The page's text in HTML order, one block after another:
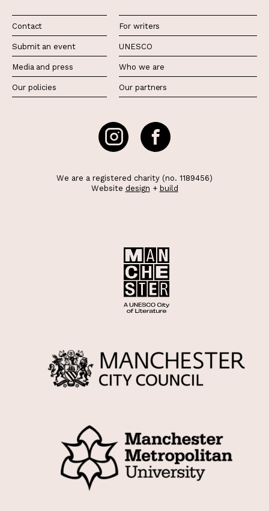
Contact
Submit an event
Media and press
Our policies
For writers
UNESCO
Who we are
Our partners
We are a registered charity (no. 1189456)
Website design + build